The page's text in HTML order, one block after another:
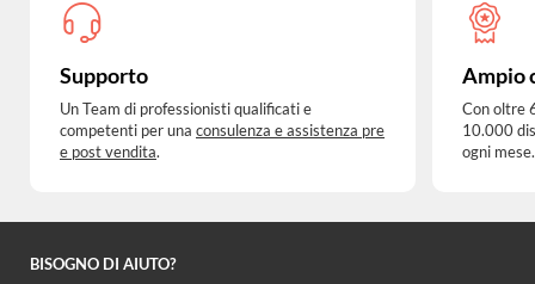
Supporto
Un Team di professionisti qualificati e
competenti per una consulenza e assistenza pre
e post vendita.
Ampio
Con oltre
10.000
ogni mese.
BISOGNO DI AIUTO?